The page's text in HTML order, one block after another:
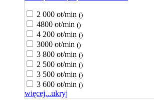
2 000 ot/min ()
4800 ot/min ()
4 200 ot/min ()
3000 ot/min ()
3 800 ot/min ()
2 500 ot/min ()
3 500 ot/min ()
3 600 ot/min ()
więcej...ukryj